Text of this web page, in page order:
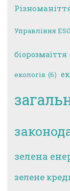
Управління ESG
біорозмаїття
екологія (6)
зелена
зелене